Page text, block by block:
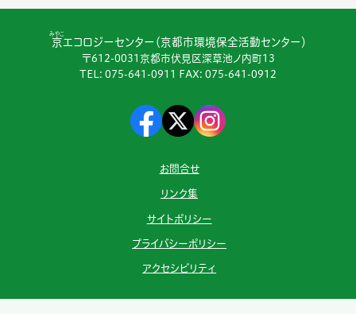
京
みやこ
エコロジーセンター（京都市環境保全活動センター）
〒612-0031京都市伏見区深草池ノ内町13
TEL: 075-641-0911 FAX: 075-641-0912
お問合せ
リンク集
サイトポリシー
プライバシーポリシー
アクセシビリティ